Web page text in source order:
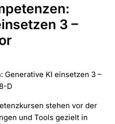
3 –
stehen vor der
und Tools gezielt in